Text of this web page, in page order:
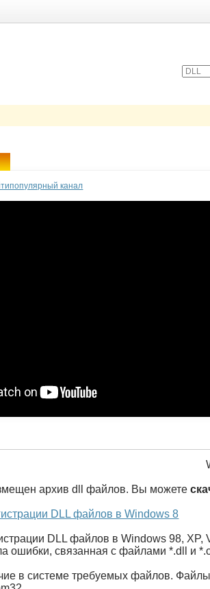
канал
архив dll файлов. Вы можете
DLL файлов в Windows 8
DLL файлов в Windows 98, XP,
ошибки, связанная с файлами *.dll и
в системе требуемых файлов.